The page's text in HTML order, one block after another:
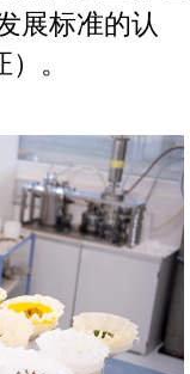
展标准的认
。